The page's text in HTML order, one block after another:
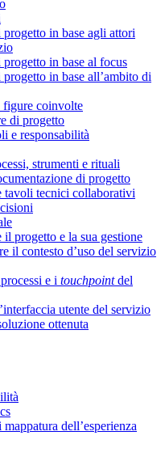
in base agli attori
in base al focus
in base all’ambito di
figure coinvolte
di progetto
e responsabilità
strumenti e rituali
di progetto
tavoli tecnici collaborativi
progetto e la sua gestione
il contesto d’uso del servizio
e i touchpointdel
utente del servizio
ottenuta
dell’esperienza